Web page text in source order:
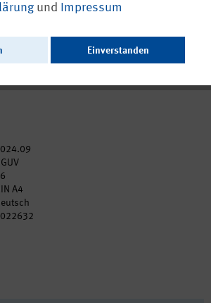
2023
A4
und Impressum
Einverstanden